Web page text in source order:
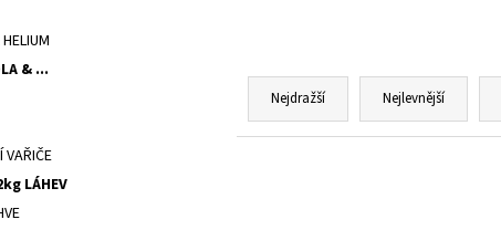
& ...
VAŘIČE
LÁHEV
Ř
z
Nejdražší Nejlevnější
LARGE
POTÁPĚČSKÁ MASKA SMALL
1 197 Kč